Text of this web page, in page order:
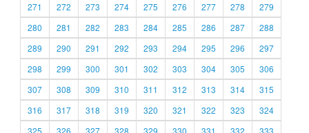
271
272 273 274 275 276 277 278
279
280
281 282 283 284 285 286 287
288
289
290 291 292 293 294 295 296
297
298
299 300 301 302 303 304 305
306
307
308 309 310 311 312 313 314
315
316
317 318 319 320 321 322 323
324
325
326 327 328 329 330 331 332 333